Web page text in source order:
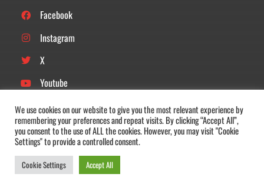
Facebook
Instagram
X
Youtube
Linkedin
Tiktok
© Copyright 2022 –2026 |DOS’46
We use cookies on our website to give you the most relevant experience by
remembering your preferences and repeat visits. By clicking “Accept All”,
you consent to the use of ALL the cookies. However, you may visit "Cookie
Settings" to provide a controlled consent.
Cookie Settings Accept All